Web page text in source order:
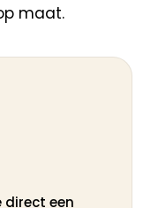
maat.
direct een